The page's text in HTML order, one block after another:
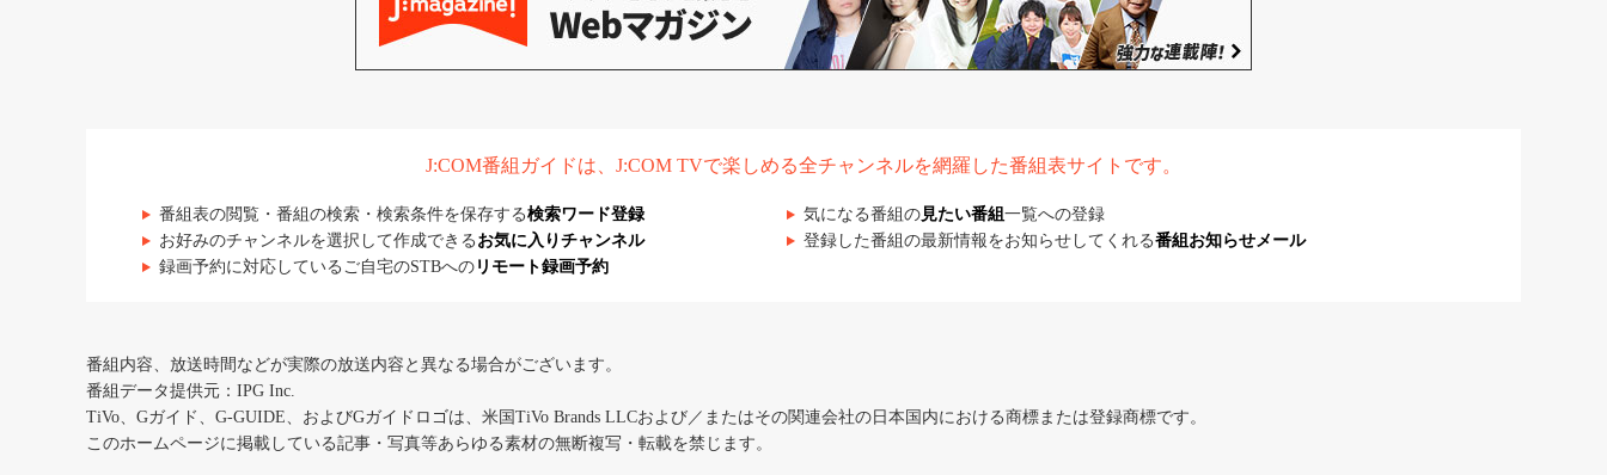
J:COM番組ガイドは、J:COM TVで楽しめる全チャンネルを網羅した番組表サイトです。
番組表の閲覧・番組の検索・検索条件を保存する検索ワード登録 気になる番組の見たい番組 一覧への登録
お好みのチャンネルを選択して作成できる お気に入りチャンネル 登録した番組の最新情報をお知らせしてくれる番組お知らせメール
録画予約に対応しているご自宅のSTBへの リモート録画予約
番組内容、放送時間などが実際の放送内容と異なる場合がございます。
番組データ提供元：IPG Inc.
TiVo、Gガイド、G-GUIDE、およびGガイドロゴは、米国TiVo Brands LLCおよび／またはその関連会社の日本国内における商標または登録商標です。
このホームページに掲載している記事・写真等あらゆる素材の無断複写・転載を禁じます。